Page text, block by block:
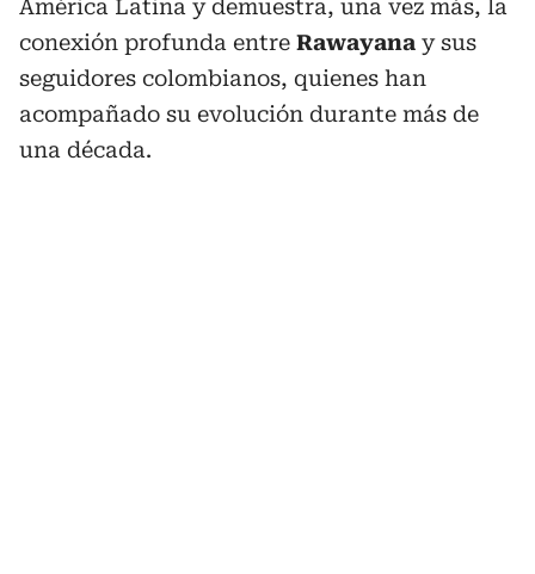
América Latina y demuestra, una vez más, la
conexión profunda entre Rawayana y sus
seguidores colombianos, quienes han
acompañado su evolución durante más de
una década.